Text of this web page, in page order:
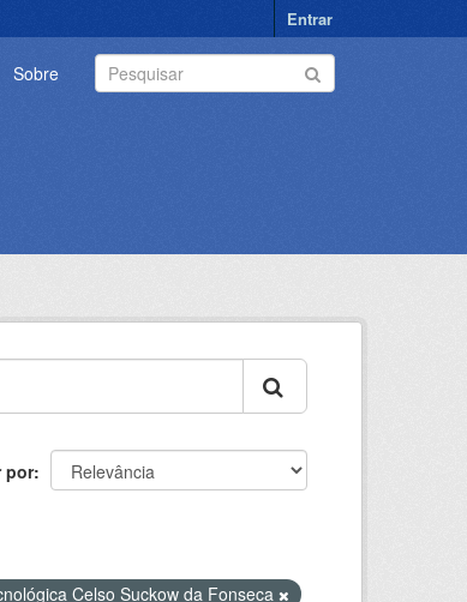
Entrar
Sobre
por
Celso Suckow da Fonseca